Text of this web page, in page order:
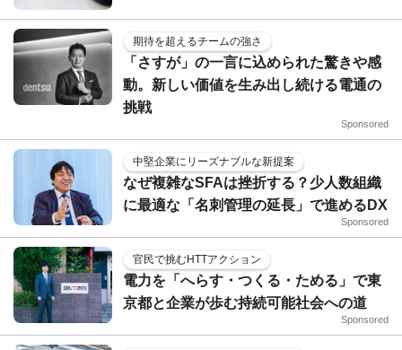
期待を超えるチームの強さ
「さすが」の一言に込められた驚きや感
動。新しい価値を生み出し続ける電通の
挑戦
Sponsored
中堅企業にリーズナブルな新提案
なぜ複雑なSFAは挫折する？少人数組織
に最適な「名刺管理の延長」で進めるDX
Sponsored
官民で挑むHTTアクション
電力を「へらす・つくる・ためる」で東
京都と企業が歩む持続可能社会への道
Sponsored